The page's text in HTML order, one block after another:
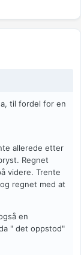
til fordel for en
allerede etter
Regnet
videre. Trente
regnet med at
en
" det oppstod"